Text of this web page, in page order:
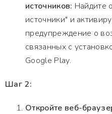
источников: Найдите
источники" и
предупреждение о
связанных с
Google Play.
Шаг 2:
Откройте веб-